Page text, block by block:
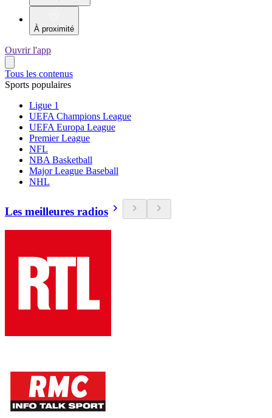
À proximité
Ouvrir l'app
Tous les contenus
Sports populaires
Ligue 1
UEFA Champions League
UEFA Europa League
Premier League
NFL
NBA Basketball
Major League Baseball
NHL
Les meilleures radios